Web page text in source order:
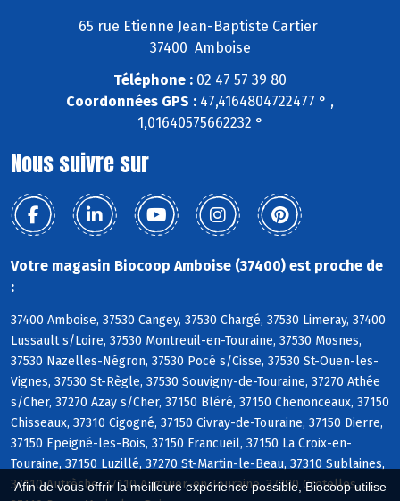
Afin de vous offrir la meilleure expérience possible, Biocoop utilise
65 rue Etienne Jean-Baptiste Cartier
37400 Amboise
Téléphone : 02 47 57 39 80
Coordonnées GPS : 47,4164804722477 ° ,
1,01640575662232 °
Nous suivre sur
Votre magasin Biocoop Amboise (37400) est proche de
:
37400 Amboise, 37530 Cangey, 37530 Chargé, 37530 Limeray, 37400
Lussault s/Loire, 37530 Montreuil-en-Touraine, 37530 Mosnes,
37530 Nazelles-Négron, 37530 Pocé s/Cisse, 37530 St-Ouen-les-
Vignes, 37530 St-Règle, 37530 Souvigny-de-Touraine, 37270 Athée
s/Cher, 37270 Azay s/Cher, 37150 Bléré, 37150 Chenonceaux, 37150
Chisseaux, 37310 Cigogné, 37150 Civray-de-Touraine, 37150 Dierre,
37150 Epeigné-les-Bois, 37150 Francueil, 37150 La Croix-en-
Touraine, 37150 Luzillé, 37270 St-Martin-le-Beau, 37310 Sublaines,
37110 Autrèche, 37110 Auzouer-en-Touraine, 37380 Crotelles,